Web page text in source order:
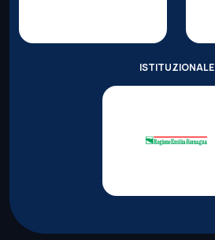
ISTITUZIONALE